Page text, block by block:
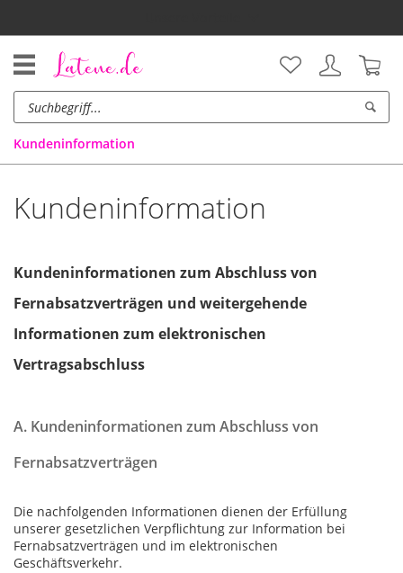
Kundeninformation
Kundeninformation
Kundeninformationen zum Abschluss von
Fernabsatzverträgen und weitergehende
Informationen zum elektronischen
Vertragsabschluss
A. Kundeninformationen zum Abschluss von
Fernabsatzverträgen
Die nachfolgenden Informationen dienen der Erfüllung
unserer gesetzlichen Verpflichtung zur Information bei
Fernabsatzverträgen und im elektronischen
Geschäftsverkehr.